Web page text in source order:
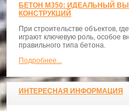
БЕТОН М350: ИДЕАЛЬНЫЙ
КОНСТРУКЦИЙ
При строительстве объектов,
играют ключевую роль, особое
правильного типа бетона.
Подробнее...
ИНТЕРЕСНАЯ ИНФОРМАЦИЯ